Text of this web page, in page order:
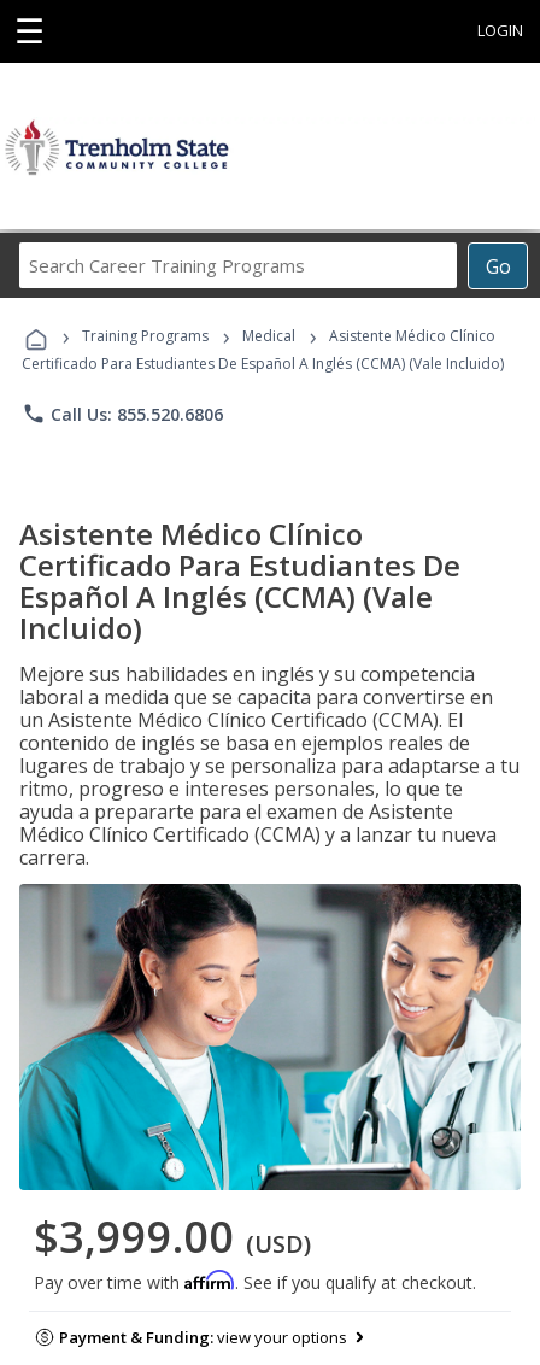
☰ LOGIN
Go
Career
Programs
› Training Programs › Medical ›
Asistente Médico Clínico
Certificado Para Estudiantes De Español A Inglés (CCMA) (Vale Incluido)
phone Call Us: 855.520.6806
Asistente Médico Clínico
Certificado Para Estudiantes De
Español A Inglés (CCMA) (Vale
Incluido)
Mejore sus habilidades en inglés y su competencia
laboral a medida que se capacita para convertirse en
un Asistente Médico Clínico Certificado (CCMA). El
contenido de inglés se basa en ejemplos reales de
lugares de trabajo y se personaliza para adaptarse a tu
ritmo, progreso e intereses personales, lo que te
ayuda a prepararte para el examen de Asistente
Médico Clínico Certificado (CCMA) y a lanzar tu nueva
carrera.
$3,999.00 (USD)
Pay over time with Affirm. See if you qualify at checkout.
Payment & Funding:view your options